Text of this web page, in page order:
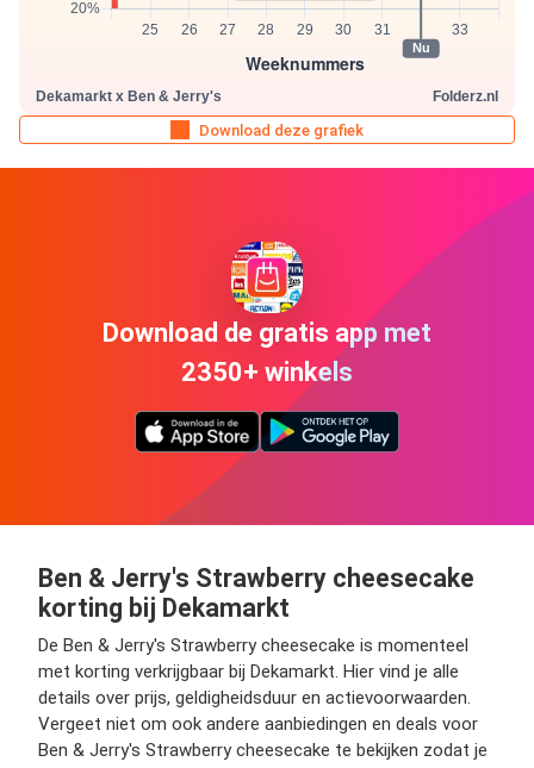
Download deze grafiek
Download de gratis app met
2350+ winkels
Ben & Jerry's Strawberry cheesecake
korting bij Dekamarkt
De Ben & Jerry's Strawberry cheesecake is momenteel
met korting verkrijgbaar bij Dekamarkt. Hier vind je alle
details over prijs, geldigheidsduur en actievoorwaarden.
Vergeet niet om ook andere aanbiedingen en deals voor
Ben & Jerry's Strawberry cheesecake te bekijken zodat je